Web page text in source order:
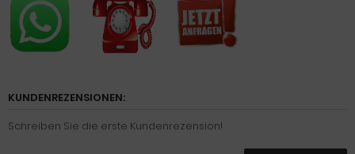
KUNDENREZENSIONEN:
Schreiben Sie die erste Kundenrezension!